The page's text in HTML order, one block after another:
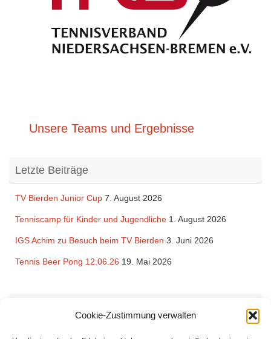
Cookie-Zustimmung verwalten
Unsere Teams und Ergebnisse
Letzte Beiträge
TV Bierden Junior Cup 7. August 2026
Tenniscamp für Kinder und Jugendliche 1. August 2026
IGS Achim zu Besuch beim TV Bierden 3. Juni 2026
Tennis Beer Pong 12.06.26 19. Mai 2026